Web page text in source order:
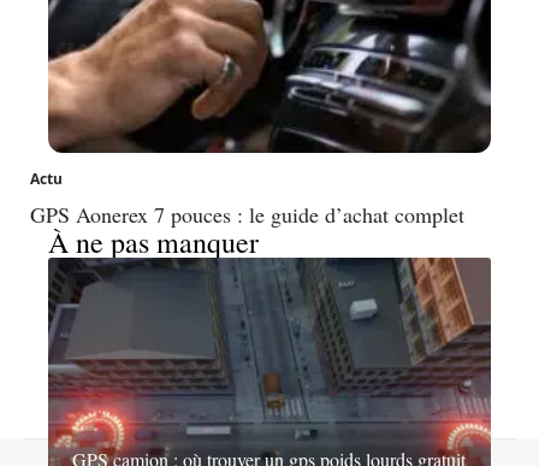
Actu
GPS Aonerex 7 pouces : le guide d’achat complet
À ne pas manquer
GPS camion : où trouver un gps poids lourds gratuit